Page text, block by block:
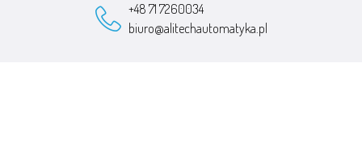
+48 71 7260034
biuro@alitechautomatyka.pl